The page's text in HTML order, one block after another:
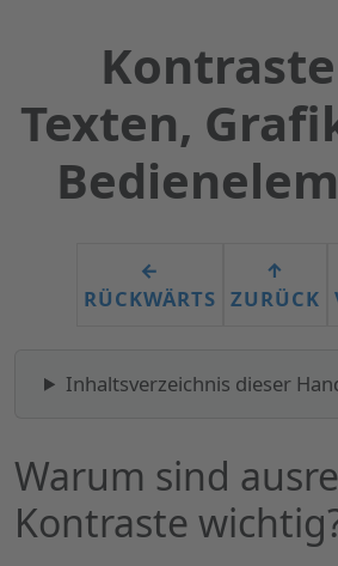
Texten,
←
RÜCKWÄRTS
↑
ZURÜCK
Inhaltsverzeichnis dieser
Warum sind
Kontraste